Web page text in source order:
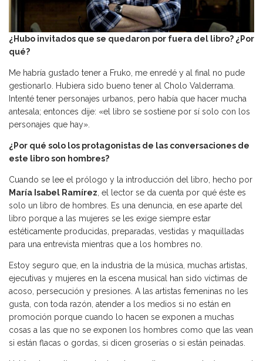
¿Hubo invitados que se quedaron por fuera del libro? ¿Por
qué?
Me habría gustado tener a Fruko, me enredé y al final no pude
gestionarlo. Hubiera sido bueno tener al Cholo Valderrama.
Intenté tener personajes urbanos, pero había que hacer mucha
antesala; entonces dije: «el libro se sostiene por sí solo con los
personajes que hay».
¿Por qué solo los protagonistas de las conversaciones de
este libro son hombres?
Cuando se lee el prólogo y la introducción del libro, hecho por
María Isabel Ramírez , el lector se da cuenta por qué éste es
solo un libro de hombres. Es una denuncia, en ese aparte del
libro porque a las mujeres se les exige siempre estar
estéticamente producidas, preparadas, vestidas y maquilladas
para una entrevista mientras que a los hombres no.
Estoy seguro que, en la industria de la música, muchas artistas,
ejecutivas y mujeres en la escena musical han sido víctimas de
acoso, persecución y presiones. A las artistas femeninas no les
gusta, con toda razón, atender a los medios si no están en
promoción porque cuando lo hacen se exponen a muchas
cosas a las que no se exponen los hombres como que las vean
si están flacas o gordas, si dicen groserías o si están peinadas.